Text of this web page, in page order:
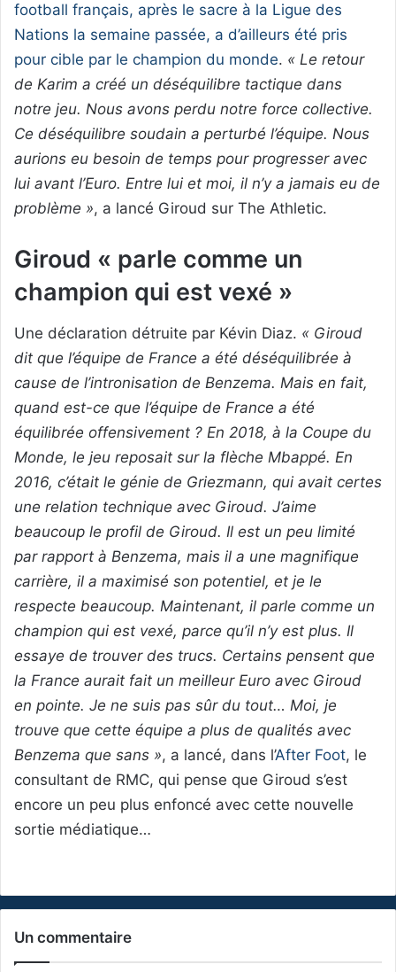
football français, après le sacre à la Ligue des
Nations la semaine passée, a d’ailleurs été pris
pour cible par le champion du monde. « Le retour
de Karim a créé un déséquilibre tactique dans
notre jeu. Nous avons perdu notre force collective.
Ce déséquilibre soudain a perturbé l’équipe. Nous
aurions eu besoin de temps pour progresser avec
lui avant l’Euro. Entre lui et moi, il n’y a jamais eu de
problème », a lancé Giroud sur The Athletic.
Giroud « parle comme un
champion qui est vexé »
Une déclaration détruite par Kévin Diaz. « Giroud
dit que l’équipe de France a été déséquilibrée à
cause de l’intronisation de Benzema. Mais en fait,
quand est-ce que l’équipe de France a été
équilibrée offensivement ? En 2018, à la Coupe du
Monde, le jeu reposait sur la flèche Mbappé. En
2016, c’était le génie de Griezmann, qui avait certes
une relation technique avec Giroud. J’aime
beaucoup le profil de Giroud. Il est un peu limité
par rapport à Benzema, mais il a une magnifique
carrière, il a maximisé son potentiel, et je le
respecte beaucoup. Maintenant, il parle comme un
champion qui est vexé, parce qu’il n’y est plus. Il
essaye de trouver des trucs. Certains pensent que
la France aurait fait un meilleur Euro avec Giroud
en pointe. Je ne suis pas sûr du tout… Moi, je
trouve que cette équipe a plus de qualités avec
Benzema que sans », a lancé, dans l’After Foot, le
consultant de RMC, qui pense que Giroud s’est
encore un peu plus enfoncé avec cette nouvelle
sortie médiatique…
Un commentaire